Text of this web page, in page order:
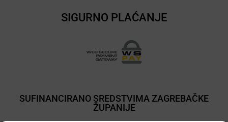
SIGURNO PLAĆANJE
SUFINANCIRANO SREDSTVIMA ZAGREBAČKE
ŽUPANIJE